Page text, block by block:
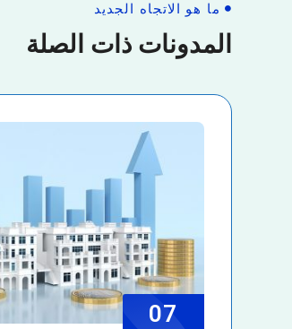
ما هو الاتجاه الجديد
المدونات ذات الصلة
07